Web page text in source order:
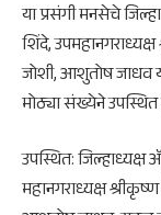
या प्रसंगी मनसेचे
शिंदे,
जोशी, आशुतोष जाधव
मोठ्या संख्येने उपस्थित
उपस्थित: जिल्हाध्यक्ष
महानगराध्यक्ष